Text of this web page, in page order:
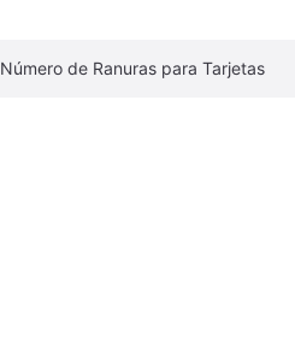
Número de Ranuras para Tarjetas